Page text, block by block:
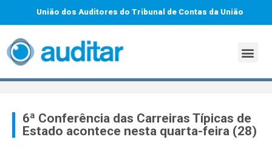
União dos Auditores do Tribunal de Contas da União
6ª Conferência das Carreiras Típicas de
Estado acontece nesta quarta-feira (28)